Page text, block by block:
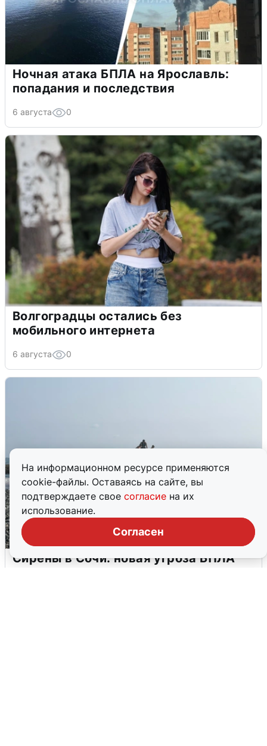
На информационном ресурсе применяются
cookie-файлы. Оставаясь на сайте, вы
подтверждаете свое согласие на их
использование.
Согласен
Ночная атака БПЛА на Ярославль:
попадания и последствия
6 августа 0
Волгоградцы остались без
мобильного интернета
6 августа 0
Сирены в Сочи: новая угроза БПЛА